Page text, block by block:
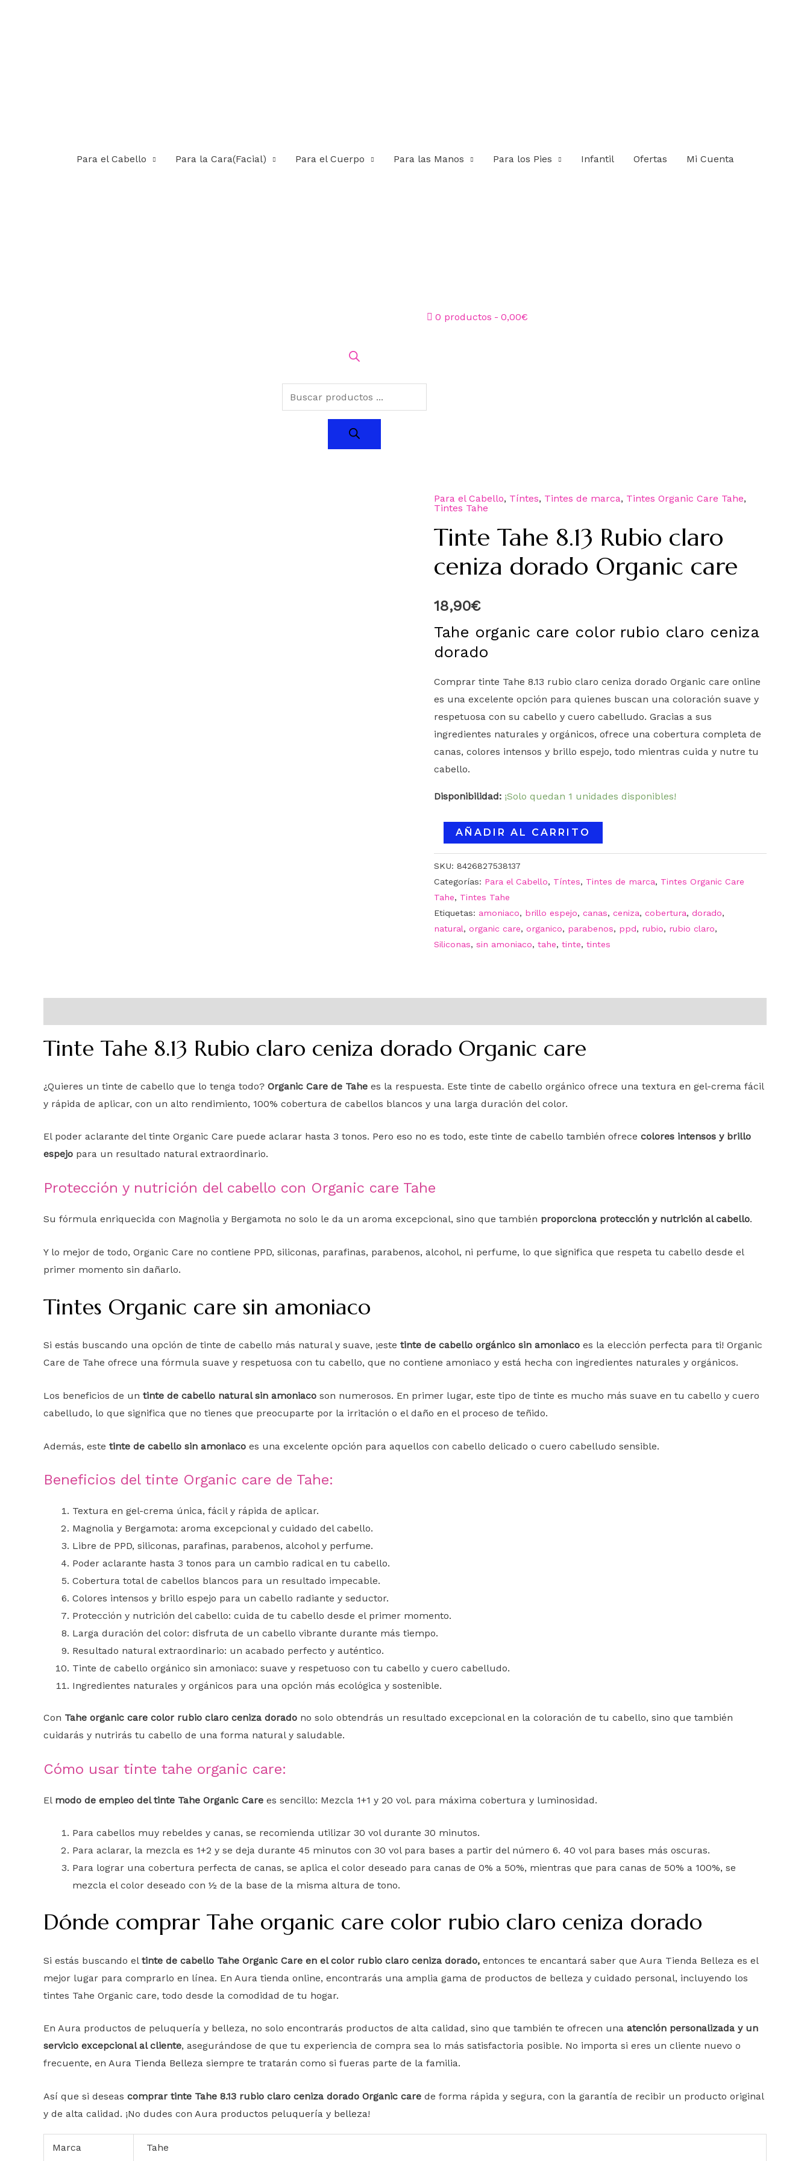
Para el Cabello Para la Cara(Facial) Para el Cuerpo Para las Manos Para los Pies Infantil Ofertas Mi Cuenta
0 productos 0,00€
Para el Cabello, Tíntes, Tintes de marca, Tintes Organic Care Tahe,
Tintes Tahe
Tinte Tahe 8.13 Rubio claro
ceniza dorado Organic care
18,90€
Tahe organic care color rubio claro ceniza
dorado
Comprar tinte Tahe 8.13 rubio claro ceniza dorado Organic care online
es una excelente opción para quienes buscan una coloración suave y
respetuosa con su cabello y cuero cabelludo. Gracias a sus
ingredientes naturales y orgánicos, ofrece una cobertura completa de
canas, colores intensos y brillo espejo, todo mientras cuida y nutre tu
cabello.
Disponibilidad: ¡Solo quedan 1 unidades disponibles!
AÑADIR AL CARRITO
SKU: 8426827538137
Categorías: Para el Cabello, Tíntes, Tintes de marca, Tintes Organic Care
Tahe, Tintes Tahe
Etiquetas: amoniaco, brillo espejo, canas, ceniza, cobertura, dorado,
natural, organic care, organico, parabenos, ppd, rubio, rubio claro,
Siliconas, sin amoniaco, tahe, tinte, tintes
Tinte Tahe 8.13 Rubio claro ceniza dorado Organic care
¿Quieres un tinte de cabello que lo tenga todo? Organic Care de Tahe es la respuesta. Este tinte de cabello orgánico ofrece una textura en gel-crema fácil
y rápida de aplicar, con un alto rendimiento, 100% cobertura de cabellos blancos y una larga duración del color.
El poder aclarante del tinte Organic Care puede aclarar hasta 3 tonos. Pero eso no es todo, este tinte de cabello también ofrece colores intensos y brillo
espejo para un resultado natural extraordinario.
Protección y nutrición del cabello con Organic care Tahe
Su fórmula enriquecida con Magnolia y Bergamota no solo le da un aroma excepcional, sino que también proporciona protección y nutrición al cabello.
Y lo mejor de todo, Organic Care no contiene PPD, siliconas, parafinas, parabenos, alcohol, ni perfume, lo que significa que respeta tu cabello desde el
primer momento sin dañarlo.
Tintes Organic care sin amoniaco
Si estás buscando una opción de tinte de cabello más natural y suave, ¡este tinte de cabello orgánico sin amoniaco es la elección perfecta para ti! Organic
Care de Tahe ofrece una fórmula suave y respetuosa con tu cabello, que no contiene amoniaco y está hecha con ingredientes naturales y orgánicos.
Los beneficios de un tinte de cabello natural sin amoniaco son numerosos. En primer lugar, este tipo de tinte es mucho más suave en tu cabello y cuero
cabelludo, lo que significa que no tienes que preocuparte por la irritación o el daño en el proceso de teñido.
Además, este tinte de cabello sin amoniaco es una excelente opción para aquellos con cabello delicado o cuero cabelludo sensible.
Beneficios del tinte Organic care de Tahe:
Textura en gel-crema única, fácil y rápida de aplicar.
Magnolia y Bergamota: aroma excepcional y cuidado del cabello.
Libre de PPD, siliconas, parafinas, parabenos, alcohol y perfume.
Poder aclarante hasta 3 tonos para un cambio radical en tu cabello.
Cobertura total de cabellos blancos para un resultado impecable.
Colores intensos y brillo espejo para un cabello radiante y seductor.
Protección y nutrición del cabello: cuida de tu cabello desde el primer momento.
Larga duración del color: disfruta de un cabello vibrante durante más tiempo.
Resultado natural extraordinario: un acabado perfecto y auténtico.
Tinte de cabello orgánico sin amoniaco: suave y respetuoso con tu cabello y cuero cabelludo.
Ingredientes naturales y orgánicos para una opción más ecológica y sostenible.
Con Tahe organic care color rubio claro ceniza dorado no solo obtendrás un resultado excepcional en la coloración de tu cabello, sino que también
cuidarás y nutrirás tu cabello de una forma natural y saludable.
Cómo usar tinte tahe organic care:
El modo de empleo del tinte Tahe Organic Care es sencillo: Mezcla 1+1 y 20 vol. para máxima cobertura y luminosidad.
Para cabellos muy rebeldes y canas, se recomienda utilizar 30 vol durante 30 minutos.
Para aclarar, la mezcla es 1+2 y se deja durante 45 minutos con 30 vol para bases a partir del número 6. 40 vol para bases más oscuras.
Para lograr una cobertura perfecta de canas, se aplica el color deseado para canas de 0% a 50%, mientras que para canas de 50% a 100%, se
mezcla el color deseado con ½ de la base de la misma altura de tono.
Dónde comprar Tahe organic care color rubio claro ceniza dorado
Si estás buscando el tinte de cabello Tahe Organic Care en el color rubio claro ceniza dorado, entonces te encantará saber que Aura Tienda Belleza es el
mejor lugar para comprarlo en línea. En Aura tienda online, encontrarás una amplia gama de productos de belleza y cuidado personal, incluyendo los
tintes Tahe Organic care, todo desde la comodidad de tu hogar.
En Aura productos de peluquería y belleza, no solo encontrarás productos de alta calidad, sino que también te ofrecen una atención personalizada y un
servicio excepcional al cliente, asegurándose de que tu experiencia de compra sea lo más satisfactoria posible. No importa si eres un cliente nuevo o
frecuente, en Aura Tienda Belleza siempre te tratarán como si fueras parte de la familia.
Así que si deseas comprar tinte Tahe 8.13 rubio claro ceniza dorado Organic care de forma rápida y segura, con la garantía de recibir un producto original
y de alta calidad. ¡No dudes con Aura productos peluquería y belleza!
Marca Tahe